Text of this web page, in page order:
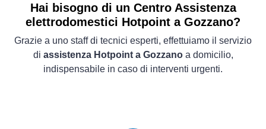
Hai bisogno di un Centro Assistenza
elettrodomestici Hotpoint a Gozzano?
Grazie a uno staff di tecnici esperti, effettuiamo il servizio
di assistenza Hotpoint a Gozzanoa domicilio,
indispensabile in caso di interventi urgenti.